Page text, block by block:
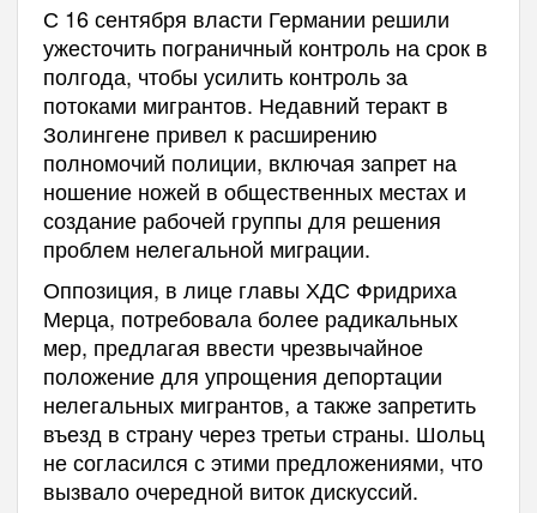
С 16 сентября власти Германии решили
ужесточить пограничный контроль на срок в
полгода, чтобы усилить контроль за
потоками мигрантов. Недавний теракт в
Золингене привел к расширению
полномочий полиции, включая запрет на
ношение ножей в общественных местах и
создание рабочей группы для решения
проблем нелегальной миграции.
Оппозиция, в лице главы ХДС Фридриха
Мерца, потребовала более радикальных
мер, предлагая ввести чрезвычайное
положение для упрощения депортации
нелегальных мигрантов, а также запретить
въезд в страну через третьи страны. Шольц
не согласился с этими предложениями, что
вызвало очередной виток дискуссий.